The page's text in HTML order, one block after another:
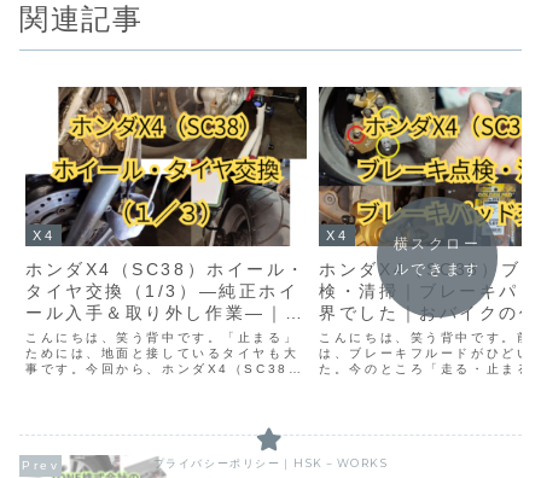
関連記事
X4
ホンダX4（SC38）ホイール・
タイヤ交換（1/3）―純正ホイ
ール入手＆取り外し作業―｜お
バイクの作法
こんにちは、笑う背中です。「止まる」
ためには、地面と接しているタイヤも大
事です。今回から、ホンダX4（SC38）
X4
ホンダX4（SC38）ブ
検・清掃｜ブレーキパ
界でした｜おバイクの
こんにちは、笑う背中です。前
は、ブレーキフルードがひどい
た。今のところ「走る・止まる
横スクロー
ルできます
プライバシーポリシー｜HSK－WORKS